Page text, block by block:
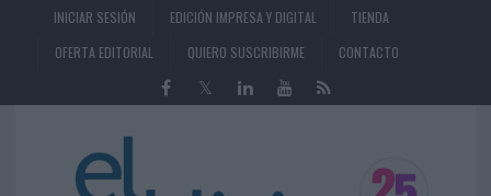
INICIAR SESIÓN EDICIÓN IMPRESA Y DIGITAL
TIENDA
OFERTA EDITORIAL
QUIERO SUSCRIBIRME CONTACTO